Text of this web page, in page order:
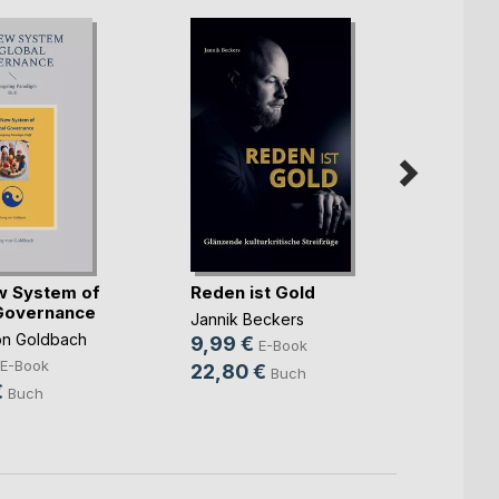
System of
Goldbach
E-Book
Buch
Reden ist Gold
Jannik Beckers
9,99 € E-Book
22,80 € Buch